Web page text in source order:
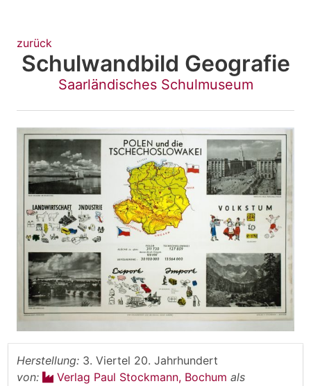
zurück
Schulwandbild Geografie
Saarländisches Schulmuseum
Herstellung: 3. Viertel 20. Jahrhundert
von:
Verlag Paul Stockmann, Bochum als